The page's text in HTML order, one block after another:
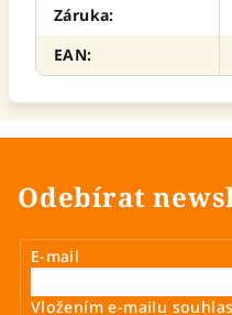
Záruka:
EAN:
Odebírat
E-mail
Vložením e-mailu